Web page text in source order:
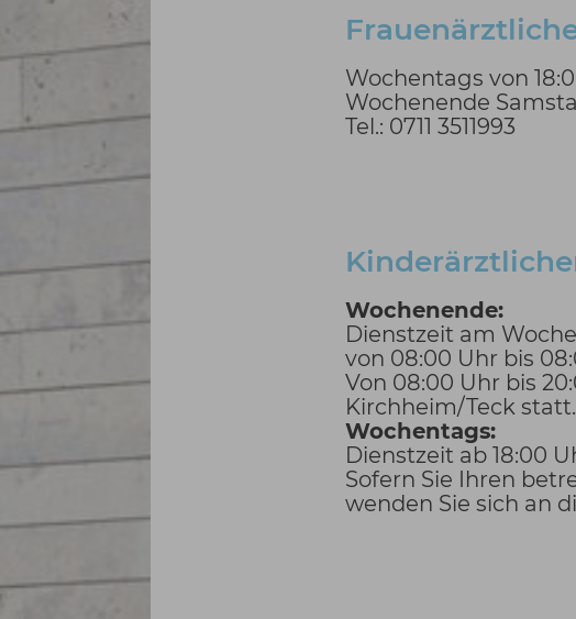
Wochentags von
Wochenende
Tel.: 0711 3511993
Wochenende:
Dienstzeit am
von 08:00 Uhr bis
Von 08:00 Uhr bis
Kirchheim/Teck statt.
Wochentags:
Dienstzeit ab 18:00
Sofern Sie Ihren
wenden Sie sich an